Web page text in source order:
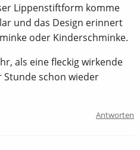
Lippenstiftform komme
und das Design erinnert
oder Kinderschminke.
als eine fleckig wirkende
Stunde schon wieder
Antworten